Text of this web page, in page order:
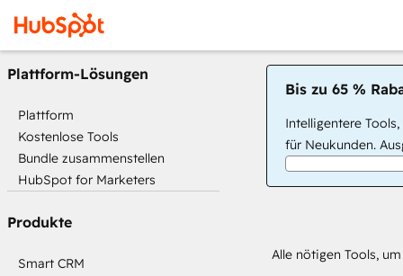
Plattform-Lösungen
Plattform
Kostenlose Tools
Bundle zusammenstellen
HubSpot for Marketers
Produkte
Smart CRM
Bis zu 65 %
Intelligentere
für Neukunden.
Alle nötigen Tools,